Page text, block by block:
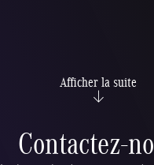
Afficher la suite
Contactez-